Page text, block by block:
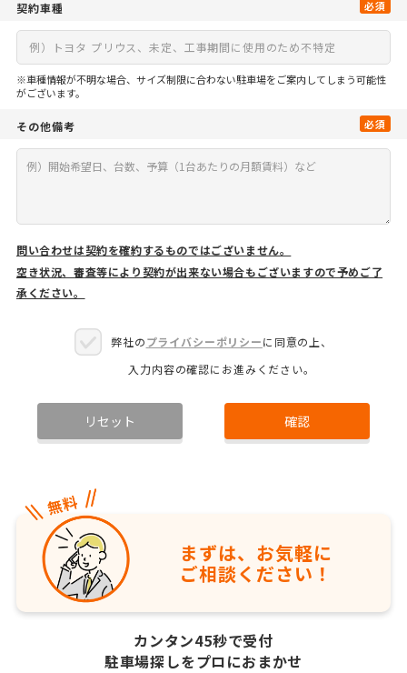
契約車種 必須
※車種情報が不明な場合、サイズ制限に合わない駐車場をご案内してしまう可能性
がございます。
その他備考 必須
問い合わせは契約を確約するものではございません。
空き状況、審査等により契約が出来ない場合もございますので予めご了
承ください。
弊社のプライバシーポリシーに同意の上、
入力内容の確認にお進みください。
リセット 確認
まずは、お気軽に
ご相談ください！
カンタン45秒で受付
駐車場探しをプロにおまかせ